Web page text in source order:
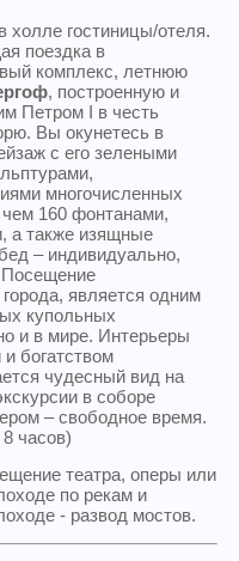
холле гостиницы/отеля.
поездка в
комплекс, летнюю
, построенную и
Петром I в честь
Вы окунетесь в
с его зелеными
многочисленных
160 фонтанами,
а также изящные
– индивидуально,
Посещение
является одним
купольных
и в мире. Интерьеры
богатством
чудесный вид на
в соборе
– свободное время.
часов)
театра, оперы или
по рекам и
- развод мостов.